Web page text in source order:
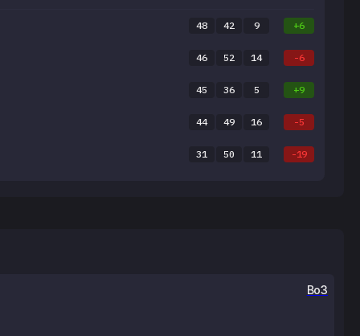
48 42 9 +6
46 52 14 -6
45 36 5 +9
44 49 16 -5
31 50 11 -19
Bo3